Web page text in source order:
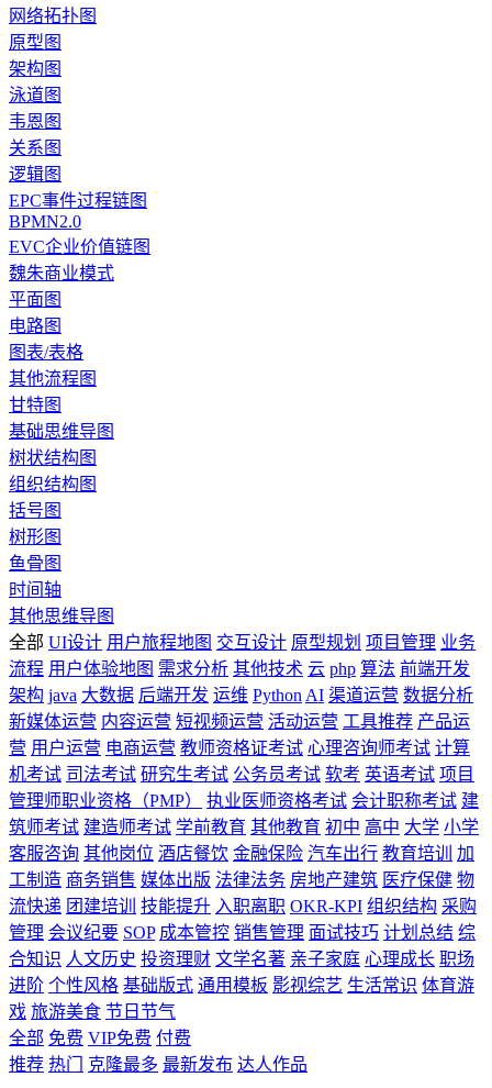
网络拓扑图
原型图
架构图
泳道图
韦恩图
关系图
逻辑图
EPC事件过程链图
BPMN2.0
EVC企业价值链图
魏朱商业模式
平面图
电路图
图表/表格
其他流程图
甘特图
基础思维导图
树状结构图
组织结构图
括号图
树形图
鱼骨图
时间轴
其他思维导图
全部 UI设计 用户旅程地图 交互设计 原型规划 项目管理 业务
流程 用户体验地图 需求分析 其他技术 云 php 算法 前端开发
架构 java 大数据 后端开发 运维 Python AI 渠道运营 数据分析
新媒体运营 内容运营 短视频运营 活动运营 工具推荐 产品运
营 用户运营 电商运营 教师资格证考试 心理咨询师考试 计算
机考试 司法考试 研究生考试 公务员考试 软考 英语考试 项目
管理师职业资格（PMP）
执业医师资格考试 会计职称考试 建
筑师考试 建造师考试 学前教育 其他教育 初中 高中 大学 小学
客服咨询 其他岗位 酒店餐饮 金融保险 汽车出行 教育培训
加
工制造 商务销售 媒体出版 法律法务 房地产建筑 医疗保健 物
流快递 团建培训 技能提升 入职离职 OKR-KPI 组织结构 采购
管理 会议纪要 SOP 成本管控 销售管理 面试技巧 计划总结 综
合知识 人文历史 投资理财 文学名著 亲子家庭 心理成长 职场
进阶 个性风格 基础版式 通用模板 影视综艺 生活常识 体育游
戏 旅游美食 节日节气
全部 免费 VIP免费 付费
推荐 热门 克隆最多 最新发布 达人作品